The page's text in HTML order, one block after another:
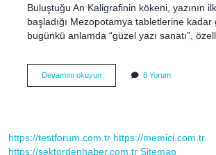
Buluştuğu An Kaligrafinin kökeni, yazının
başladığı Mezopotamya tabletlerine kadar
bugünkü anlamda “güzel yazı sanatı”,
Devamını okuyunKaligrafi
çeşitleri
8 Yorum
https://testforum.com.tr https://memici.com.tr
https://sektordenhaber.com.tr Sitemap